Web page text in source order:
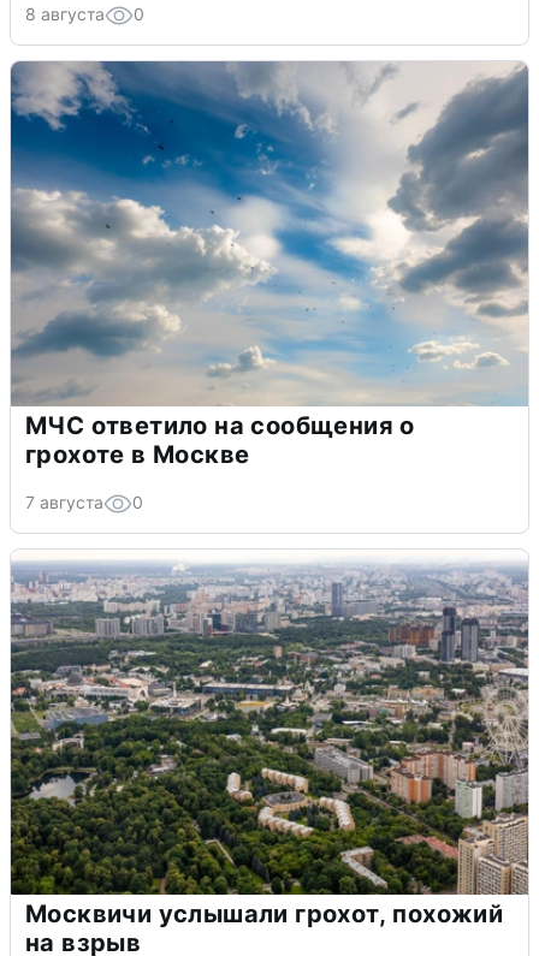
8 августа 0
МЧС ответило на сообщения о
грохоте в Москве
7 августа 0
Москвичи услышали грохот, похожий
на взрыв